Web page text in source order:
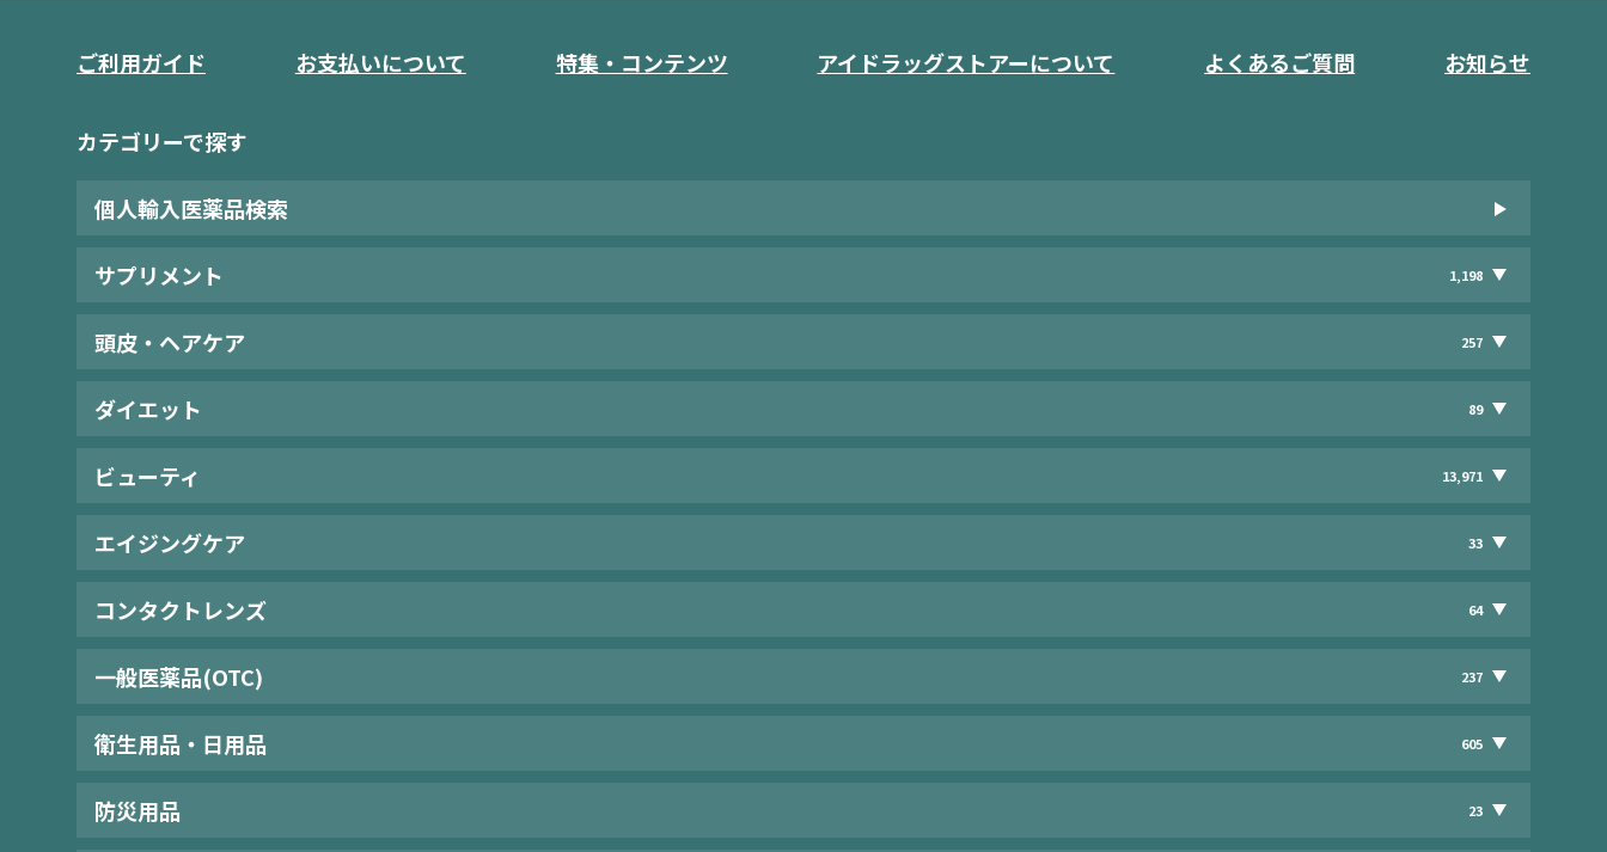
ご利用ガイド お支払いについて 特集・コンテンツ アイドラッグストアーについて よくあるご質問 お知らせ
カテゴリーで探す
個人輸入医薬品検索
サプリメント 1,198
頭皮・ヘアケア 257
ダイエット 89
ビューティ 13,971
エイジングケア 33
コンタクトレンズ 64
一般医薬品(OTC) 237
衛生用品・日用品 605
防災用品 23